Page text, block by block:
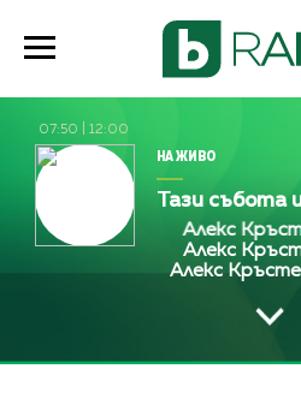
07:50 12:00
НА ЖИВО
Тази събота
Алекс
Алекс
Алекс